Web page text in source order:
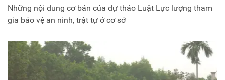
Những nội dung cơ bản của dự thảo Luật Lực lượng tham
gia bảo vệ an ninh, trật tự ở cơ sở